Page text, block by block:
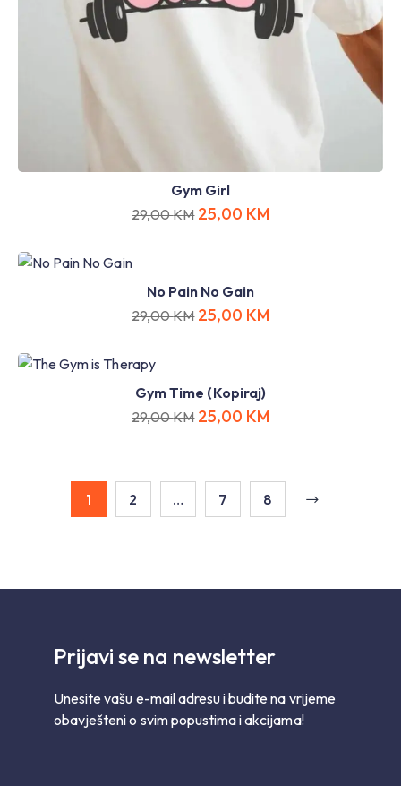
Gym Girl
29,00KM 25,00 KM
No Pain No Gain
29,00KM 25,00 KM
Gym Time (Kopiraj)
29,00KM 25,00 KM
1 2 … 7 8
Prijavi se na newsletter
Unesite vašu e-mail adresu i budite na vrijeme
obavješteni o svim popustima i akcijama!